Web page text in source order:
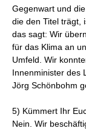
Gegenwart und
die den Titel trägt,
das sagt: Wir
für das Klima an
Umfeld. Wir
Innenminister des
Jörg Schönbohm
5) Kümmert Ihr
Nein. Wir